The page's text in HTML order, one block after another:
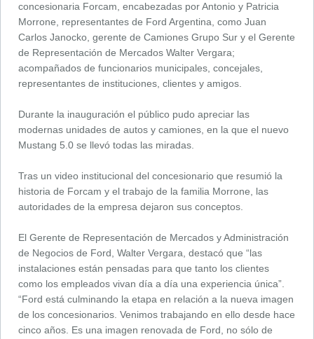
concesionaria Forcam, encabezadas por Antonio y Patricia
Morrone, representantes de Ford Argentina, como Juan
Carlos Janocko, gerente de Camiones Grupo Sur y el Gerente
de Representación de Mercados Walter Vergara;
acompañados de funcionarios municipales, concejales,
representantes de instituciones, clientes y amigos.
Durante la inauguración el público pudo apreciar las
modernas unidades de autos y camiones, en la que el nuevo
Mustang 5.0 se llevó todas las miradas.
Tras un video institucional del concesionario que resumió la
historia de Forcam y el trabajo de la familia Morrone, las
autoridades de la empresa dejaron sus conceptos.
El Gerente de Representación de Mercados y Administración
de Negocios de Ford, Walter Vergara, destacó que “las
instalaciones están pensadas para que tanto los clientes
como los empleados vivan día a día una experiencia única”.
“Ford está culminando la etapa en relación a la nueva imagen
de los concesionarios. Venimos trabajando en ello desde hace
cinco años. Es una imagen renovada de Ford, no sólo de